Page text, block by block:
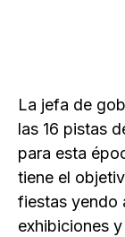
La jefa de
las 16 pistas
para esta
tiene el
fiestas yendo
exhibiciones